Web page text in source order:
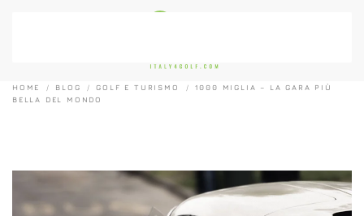
HOME BLOG GOLF E TURISMO
1000 MIGLIA – LA GARA PIÙ
BELLA DEL MONDO